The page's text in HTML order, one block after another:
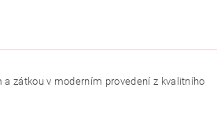
zátkou v moderním provedení z kvalitního